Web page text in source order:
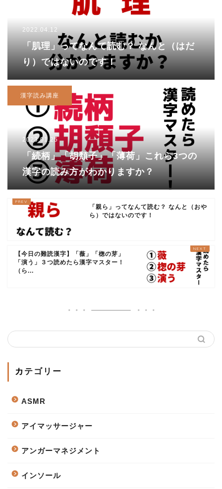
2022.04.12
「肌理」ってなんて読む？ なんと（はだ
り）ではないのです！
漢字読み講座
2023.01.25
「続柄」「胡頽子」「薄荷」これら3つの
漢字の読み方がわかりますか？
「親ら」ってなんて読む？ なんと（おや
ら）ではないのです！
【今日の難読漢字】「薇」「楤の芽」
「演う」３つ読めたら漢字マスター！
（ら...
カテゴリー
ASMR
アイマッサージャー
アンガーマネジメント
インソール